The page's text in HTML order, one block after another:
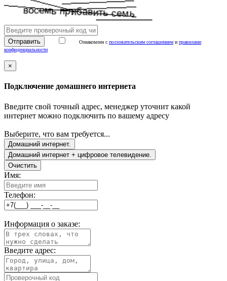
Ознакомлен с ползовательским соглашением и правилами
конфиденциальности
×
Подключение домашнего интернета
Введите свой точный адрес, менеджер уточнит какой
интернет можно подключить по вашему адресу
Выберите, что вам требуется...
Домашний интернет.
Домашний интернет + цифровое телевидение.
Очистить
Имя:
Телефон:
Информация о заказе:
Введите адрес: